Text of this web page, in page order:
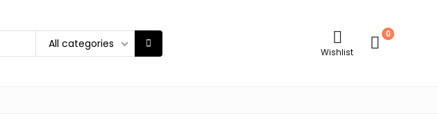
All categories
Wishlist
0